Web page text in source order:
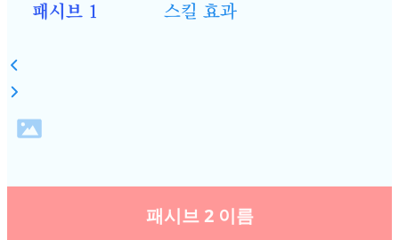
패시브 1 스킬 효과
패시브 2 이름